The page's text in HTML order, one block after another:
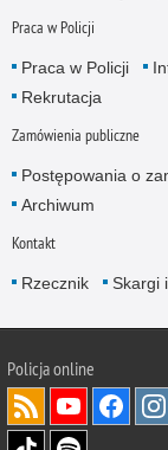
Praca w Policji
Praca w Policji
Rekrutacja
Zamówienia publiczne
Postępowania o
Archiwum
Kontakt
Rzecznik Skargi
Policjaonline